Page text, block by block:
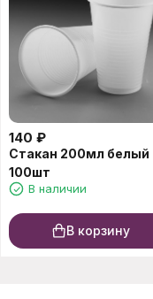
140 ₽
Стакан 200мл белый
100шт
В наличии
В корзину